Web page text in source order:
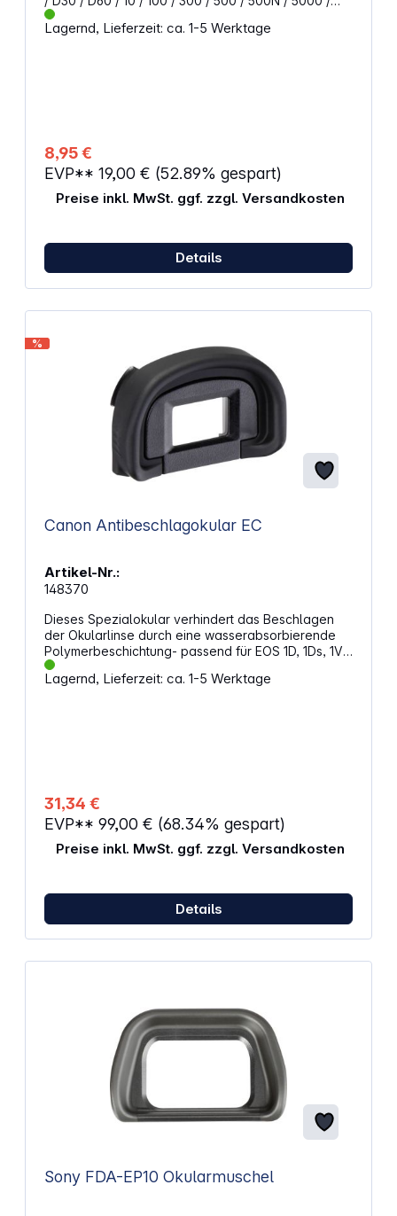
3000 / 3000N / 1000 / 1000FN / 600 / 620 / 650 / RT
Lagernd, Lieferzeit: ca. 1-5 Werktage
8,95 €
EVP** 19,00 € (52.89% gespart)
Preise inkl. MwSt. ggf. zzgl. Versandkosten
Details
%
Canon Antibeschlagokular EC
Artikel-Nr.:
148370
Dieses Spezialokular verhindert das Beschlagen
der Okularlinse durch eine wasserabsorbierende
Polymerbeschichtung- passend für EOS 1D, 1Ds, 1V,
1N, 1, HS/RS
Lagernd, Lieferzeit: ca. 1-5 Werktage
31,34 €
EVP** 99,00 € (68.34% gespart)
Preise inkl. MwSt. ggf. zzgl. Versandkosten
Details
Sony FDA-EP10 Okularmuschel